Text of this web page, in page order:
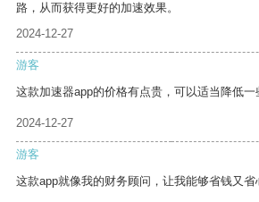
路，从而获得更好的加速效果。
2024-12-27
游客
这款加速器app的价格有点贵，可以适当降低一
2024-12-27
游客
这款app就像我的财务顾问，让我能够省钱又省